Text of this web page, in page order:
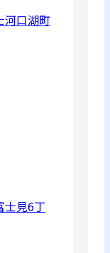
河口湖町
士見6丁